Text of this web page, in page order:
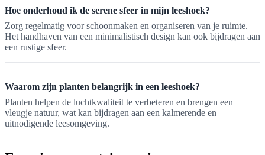
Hoe onderhoud ik de serene sfeer in mijn leeshoek?
Zorg regelmatig voor schoonmaken en organiseren van je ruimte.
Het handhaven van een minimalistisch design kan ook bijdragen aan
een rustige sfeer.
Waarom zijn planten belangrijk in een leeshoek?
Planten helpen de luchtkwaliteit te verbeteren en brengen een
vleugje natuur, wat kan bijdragen aan een kalmerende en
uitnodigende leesomgeving.